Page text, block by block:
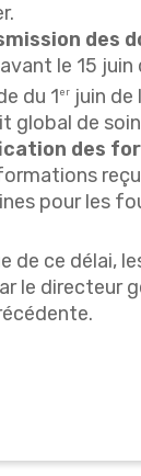
des
avant le 15
du 1er juin de
global de
des
pour les
de ce délai,
le directeur